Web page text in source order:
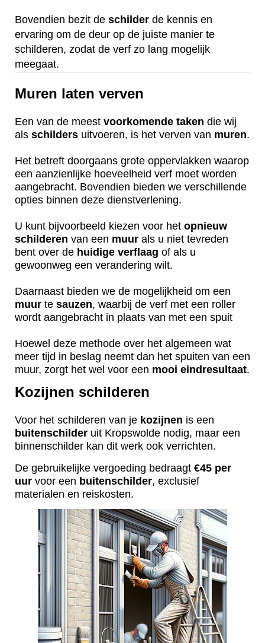
Bovendien bezit de schilder de kennis en
ervaring om de deur op de juiste manier te
schilderen, zodat de verf zo lang mogelijk
meegaat.
Muren laten verven
Een van de meest voorkomende taken die wij
als schilders uitvoeren, is het verven van muren.
Het betreft doorgaans grote oppervlakken waarop
een aanzienlijke hoeveelheid verf moet worden
aangebracht. Bovendien bieden we verschillende
opties binnen deze dienstverlening.
U kunt bijvoorbeeld kiezen voor het opnieuw
schilderen van een muur als u niet tevreden
bent over de huidige verflaag of als u
gewoonweg een verandering wilt.
Daarnaast bieden we de mogelijkheid om een
muur te sauzen, waarbij de verf met een roller
wordt aangebracht in plaats van met een spuit
Hoewel deze methode over het algemeen wat
meer tijd in beslag neemt dan het spuiten van een
muur, zorgt het wel voor een mooi eindresultaat.
Kozijnen schilderen
Voor het schilderen van je kozijnen is een
buitenschilder uit Kropswolde nodig, maar een
binnenschilder kan dit werk ook verrichten.
De gebruikelijke vergoeding bedraagt €45 per
uur voor een buitenschilder, exclusief
materialen en reiskosten.